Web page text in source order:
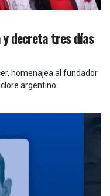
y decreta tres días
homenajea al fundador
argentino.